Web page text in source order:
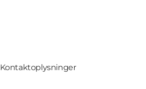
Kontaktoplysninger